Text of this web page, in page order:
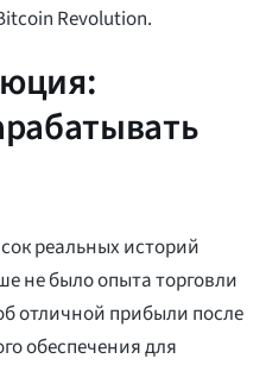
Revolution.
реальных историй
не было опыта торговли
отличной прибыли после
обеспечения для